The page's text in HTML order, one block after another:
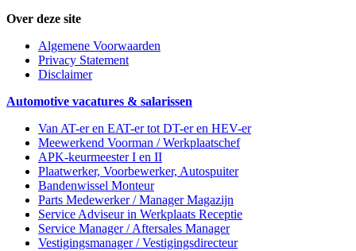
Over deze site
Algemene Voorwaarden
Privacy Statement
Disclaimer
Automotive vacatures & salarissen
Van AT-er en EAT-er tot DT-er en HEV-er
Meewerkend Voorman / Werkplaatschef
APK-keurmeester I en II
Plaatwerker, Voorbewerker, Autospuiter
Bandenwissel Monteur
Parts Medewerker / Manager Magazijn
Service Adviseurin Werkplaats Receptie
Service Manager / Aftersales Manager
Vestigingsmanager / Vestigingsdirecteur